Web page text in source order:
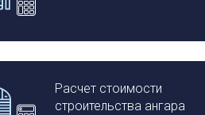
Расчет стоимости
строительства ангара